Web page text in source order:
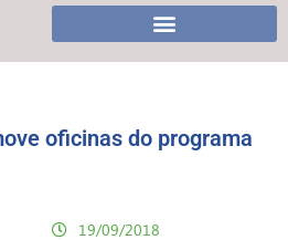
oficinas do programa
19/09/2018